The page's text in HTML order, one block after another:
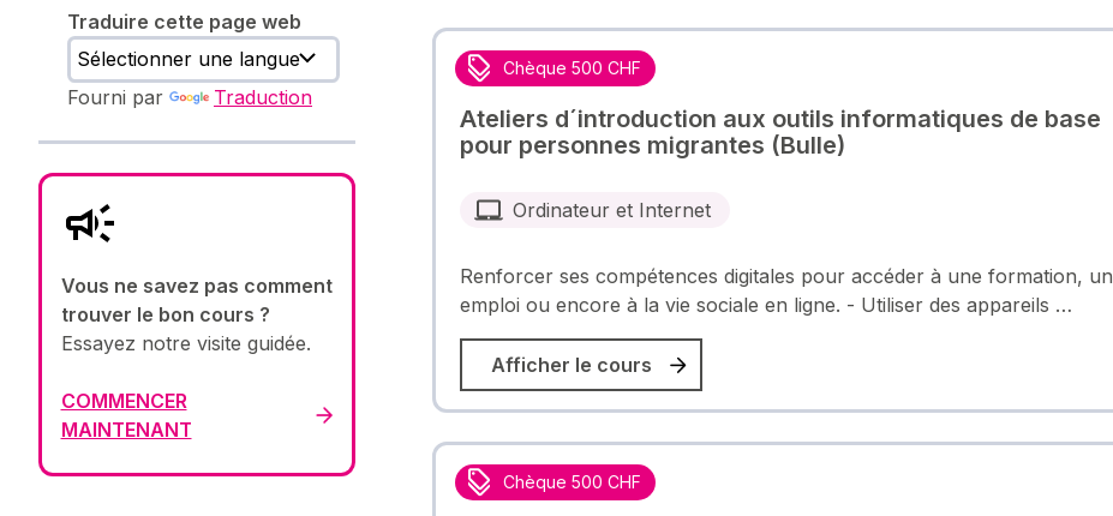
Traduire cette page web
Fourni par Traduction
Vous ne savez pas comment
trouver le bon cours ?
Essayez notre visite guidée.
COMMENCER
MAINTENANT
Chèque 500 CHF
Ateliers d´introduction aux outils informatiques de base
pour personnes migrantes (Bulle)
Ordinateur et Internet
Renforcer ses compétences digitales pour accéder à une formation, un
emploi ou encore à la vie sociale en ligne. - Utiliser des appareils …
Afficher le cours
Chèque 500 CHF